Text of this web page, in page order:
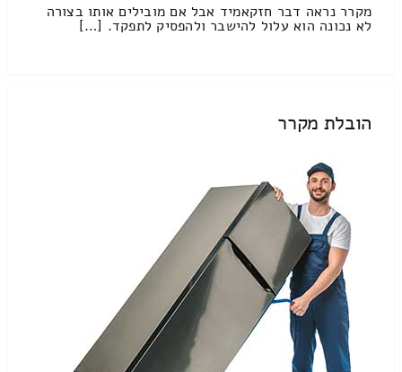
מקרר נראה דבר חזקאמיד אבל אם מובילים אותו בצורה
לא נכונה הוא עלול להישבר ולהפסיק לתפקד. […]
הובלת מקרר